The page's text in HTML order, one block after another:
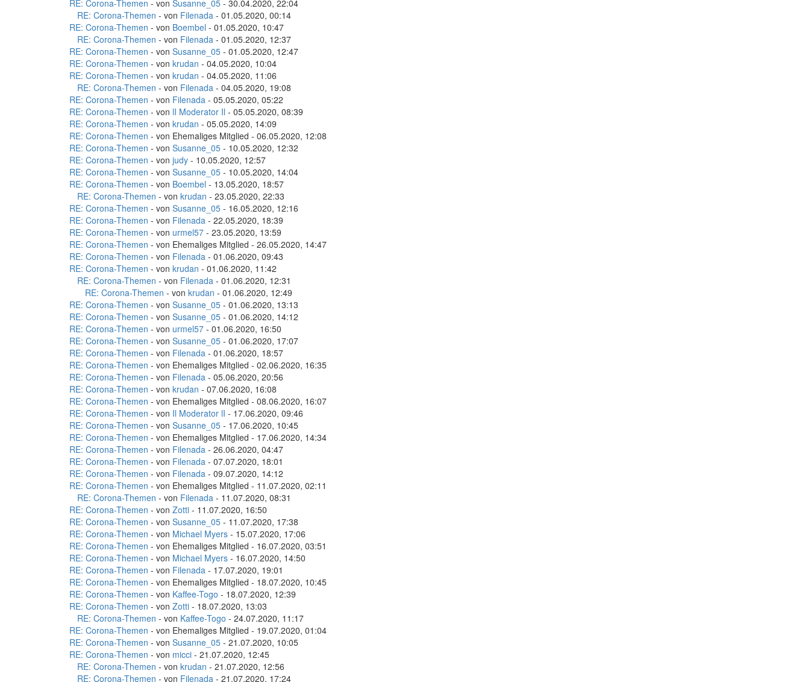
RE: Corona-Themen - von Susanne_05 - 30.04.2020, 22:04
RE: Corona-Themen - von Filenada - 01.05.2020, 00:14
RE: Corona-Themen - von Boembel - 01.05.2020, 10:47
RE: Corona-Themen - von Filenada - 01.05.2020, 12:37
RE: Corona-Themen - von Susanne_05 - 01.05.2020, 12:47
RE: Corona-Themen - von krudan - 04.05.2020, 10:04
RE: Corona-Themen - von krudan - 04.05.2020, 11:06
RE: Corona-Themen - von Filenada - 04.05.2020, 19:08
RE: Corona-Themen - von Filenada - 05.05.2020, 05:22
RE: Corona-Themen - von lI Moderator Il - 05.05.2020, 08:39
RE: Corona-Themen - von krudan - 05.05.2020, 14:09
RE: Corona-Themen - von Ehemaliges Mitglied - 06.05.2020, 12:08
RE: Corona-Themen - von Susanne_05 - 10.05.2020, 12:32
RE: Corona-Themen - von judy - 10.05.2020, 12:57
RE: Corona-Themen - von Susanne_05 - 10.05.2020, 14:04
RE: Corona-Themen - von Boembel - 13.05.2020, 18:57
RE: Corona-Themen - von krudan - 23.05.2020, 22:33
RE: Corona-Themen - von Susanne_05 - 16.05.2020, 12:16
RE: Corona-Themen - von Filenada - 22.05.2020, 18:39
RE: Corona-Themen - von urmel57 - 23.05.2020, 13:59
RE: Corona-Themen - von Ehemaliges Mitglied - 26.05.2020, 14:47
RE: Corona-Themen - von Filenada - 01.06.2020, 09:43
RE: Corona-Themen - von krudan - 01.06.2020, 11:42
RE: Corona-Themen - von Filenada - 01.06.2020, 12:31
RE: Corona-Themen - von krudan - 01.06.2020, 12:49
RE: Corona-Themen - von Susanne_05 - 01.06.2020, 13:13
RE: Corona-Themen - von Susanne_05 - 01.06.2020, 14:12
RE: Corona-Themen - von urmel57 - 01.06.2020, 16:50
RE: Corona-Themen - von Susanne_05 - 01.06.2020, 17:07
RE: Corona-Themen - von Filenada - 01.06.2020, 18:57
RE: Corona-Themen - von Ehemaliges Mitglied - 02.06.2020, 16:35
RE: Corona-Themen - von Filenada - 05.06.2020, 20:56
RE: Corona-Themen - von krudan - 07.06.2020, 16:08
RE: Corona-Themen - von Ehemaliges Mitglied - 08.06.2020, 16:07
RE: Corona-Themen - von Il Moderator lI - 17.06.2020, 09:46
RE: Corona-Themen - von Susanne_05 - 17.06.2020, 10:45
RE: Corona-Themen - von Ehemaliges Mitglied - 17.06.2020, 14:34
RE: Corona-Themen - von Filenada - 26.06.2020, 04:47
RE: Corona-Themen - von Filenada - 07.07.2020, 18:01
RE: Corona-Themen - von Filenada - 09.07.2020, 14:12
RE: Corona-Themen - von Ehemaliges Mitglied - 11.07.2020, 02:11
RE: Corona-Themen - von Filenada - 11.07.2020, 08:31
RE: Corona-Themen - von Zotti - 11.07.2020, 16:50
RE: Corona-Themen - von Susanne_05 - 11.07.2020, 17:38
RE: Corona-Themen - von Michael Myers - 15.07.2020, 17:06
RE: Corona-Themen - von Ehemaliges Mitglied - 16.07.2020, 03:51
RE: Corona-Themen - von Michael Myers - 16.07.2020, 14:50
RE: Corona-Themen - von Filenada - 17.07.2020, 19:01
RE: Corona-Themen - von Ehemaliges Mitglied - 18.07.2020, 10:45
RE: Corona-Themen - von Kaffee-Togo - 18.07.2020, 12:39
RE: Corona-Themen - von Zotti - 18.07.2020, 13:03
RE: Corona-Themen - von Kaffee-Togo - 24.07.2020, 11:17
RE: Corona-Themen - von Ehemaliges Mitglied - 19.07.2020, 01:04
RE: Corona-Themen - von Susanne_05 - 21.07.2020, 10:05
RE: Corona-Themen - von micci - 21.07.2020, 12:45
RE: Corona-Themen - von krudan - 21.07.2020, 12:56
RE: Corona-Themen - von Filenada - 21.07.2020, 17:24